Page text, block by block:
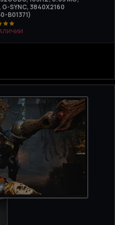
G-SYNC, 3840Х2160
B01371)